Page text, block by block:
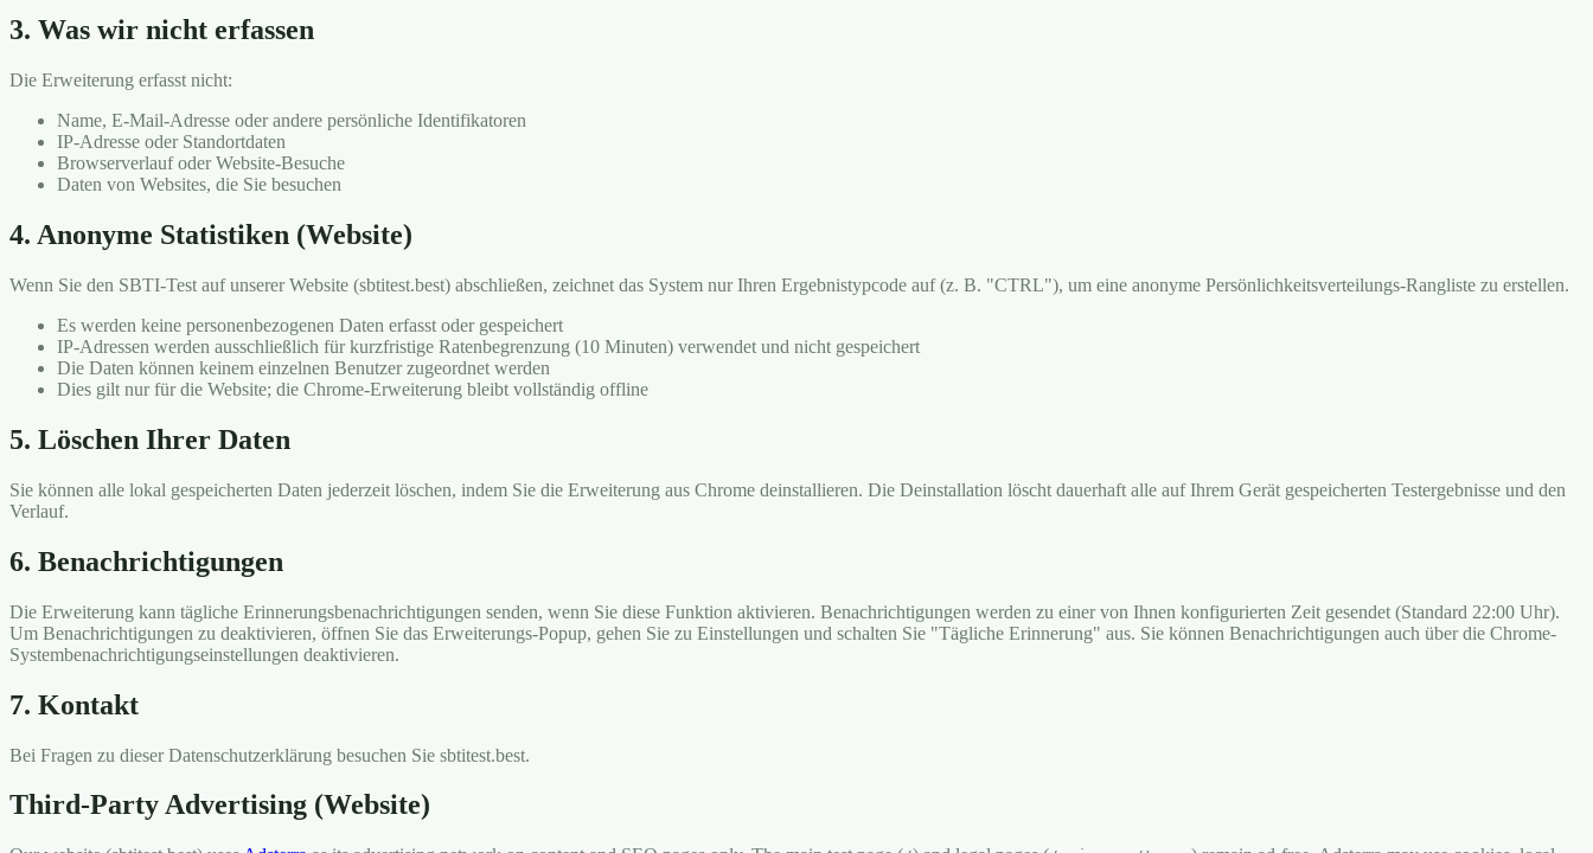
3. Was wir nicht erfassen
Die Erweiterung erfasst nicht:
Name, E-Mail-Adresse oder andere persönliche Identifikatoren
IP-Adresse oder Standortdaten
Browserverlauf oder Website-Besuche
Daten von Websites, die Sie besuchen
4. Anonyme Statistiken (Website)
Wenn Sie den SBTI-Test auf unserer Website (sbtitest.best) abschließen, zeichnet das System nur Ihren Ergebnistypcode auf (z. B. "CTRL"), um eine anonyme Persönlichkeitsverteilungs-Rangliste zu erstellen.
Es werden keine personenbezogenen Daten erfasst oder gespeichert
IP-Adressen werden ausschließlich für kurzfristige Ratenbegrenzung (10 Minuten) verwendet und nicht gespeichert
Die Daten können keinem einzelnen Benutzer zugeordnet werden
Dies gilt nur für die Website; die Chrome-Erweiterung bleibt vollständig offline
5. Löschen Ihrer Daten
Sie können alle lokal gespeicherten Daten jederzeit löschen, indem Sie die Erweiterung aus Chrome deinstallieren. Die Deinstallation löscht dauerhaft alle auf Ihrem Gerät gespeicherten Testergebnisse und den
Verlauf.
6. Benachrichtigungen
Die Erweiterung kann tägliche Erinnerungsbenachrichtigungen senden, wenn Sie diese Funktion aktivieren. Benachrichtigungen werden zu einer von Ihnen konfigurierten Zeit gesendet (Standard 22:00 Uhr).
Um Benachrichtigungen zu deaktivieren, öffnen Sie das Erweiterungs-Popup, gehen Sie zu Einstellungen und schalten Sie "Tägliche Erinnerung" aus. Sie können Benachrichtigungen auch über die Chrome-
Systembenachrichtigungseinstellungen deaktivieren.
7. Kontakt
Bei Fragen zu dieser Datenschutzerklärung besuchen Sie sbtitest.best.
Third-Party Advertising (Website)